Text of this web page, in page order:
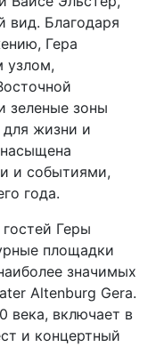
вид. Благодаря
Гера
узлом,
зеленые зоны
жизни и
и событиями,
года.
Геры
площадки
значимых
Altenburg Gera.
века, включает в
и концертный